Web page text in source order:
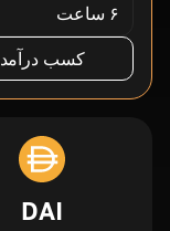
۶ ساعت
کسب درآمد
DAI